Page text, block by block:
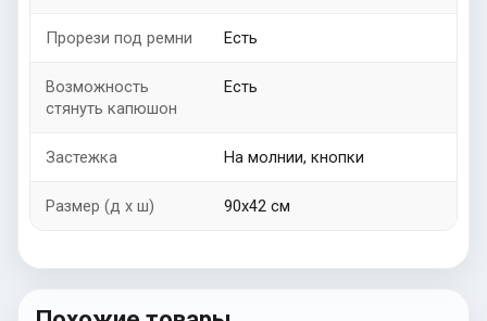
Прорези под ремни Есть
Возможность
стянуть капюшон
Есть
Застежка На молнии, кнопки
Размер (д х ш) 90х42 см